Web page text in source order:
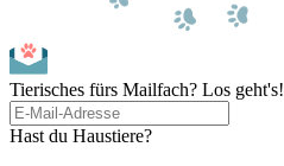
Tierisches fürs Mailfach? Los geht's!
Hast du Haustiere?